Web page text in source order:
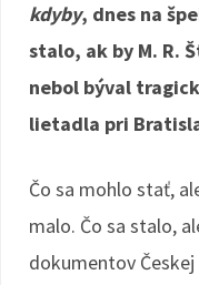
kdyby, dnes na
stalo, ak by M. R.
nebol býval
lietadla pri
Čo sa mohlo stať,
malo. Čo sa stalo,
dokumentov